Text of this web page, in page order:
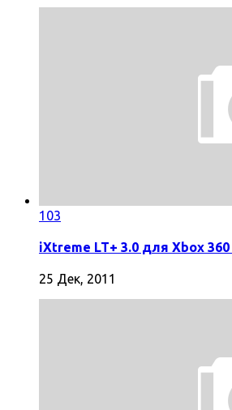
103
iXtreme LT+ 3.0 для Xbox
25 Дек, 2011